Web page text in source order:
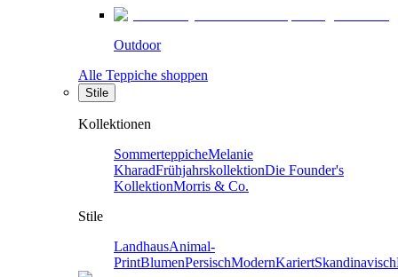
Outdoor
Alle Teppiche shoppen
Stile
Kollektionen
SommerteppicheMelanie
KharadFrühjahrskollektionDie Founder's
KollektionMorris & Co.
Stile
LandhausAnimal-
PrintBlumenPersischModernKariertSkandinavisch